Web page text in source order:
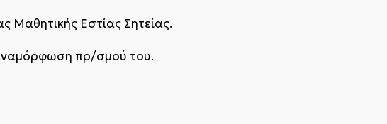
Μαθητικής Εστίας Σητείας.
πρ/σμού του.